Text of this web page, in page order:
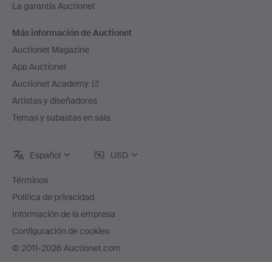
La garantía Auctionet
Más información de Auctionet
Auctionet Magazine
App Auctionet
Auctionet Academy
Artistas y diseñadores
Temas y subastas en sala
Español USD
Términos
Política de privacidad
Información de la empresa
Configuración de cookies
© 2011-2026 Auctionet.com